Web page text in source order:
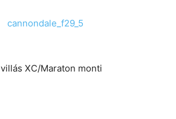
XC/Maraton monti